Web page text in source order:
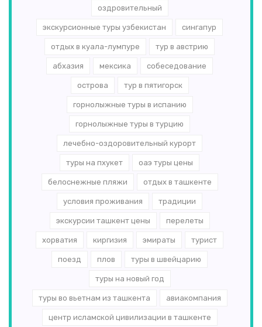
оздровительный
экскурсионные туры узбекистан сингапур
отдых в куала-лумпуре тур в австрию
абхазия мексика собеседование
острова тур в пятигорск
горнолыжные туры в испанию
горнолыжные туры в турцию
лечебно-оздоровительный курорт
туры на пхукет оаэ туры цены
белоснежные пляжи отдых в ташкенте
условия проживания традиции
экскурсии ташкент цены перелеты
хорватия киргизия эмираты турист
поезд плов туры в швейцарию
туры на новый год
туры во вьетнам из ташкента авиакомпания
центр исламской цивилизации в ташкенте